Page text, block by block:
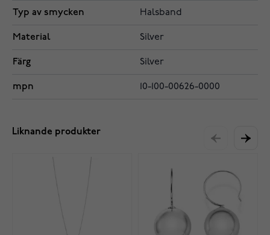
Typ av smycken Halsband
Material Silver
Färg Silver
mpn 10-100-00626-0000
Liknande produkter